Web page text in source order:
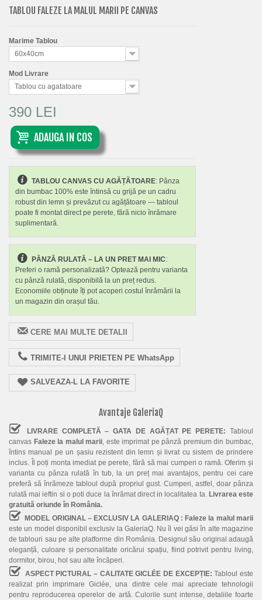
TABLOU FALEZE LA MALUL MARII PE CANVAS
Marime Tablou
60x40cm
Mod Livrare
Tablou cu agatatoare
390 LEI
ADAUGA IN COS
TABLOU CANVAS CU AGĂȚĂTOARE: Pânza
din bumbac 100% este întinsă cu grijă pe un cadru
robust din lemn și prevăzut cu agățătoare — tabloul
poate fi montat direct pe perete, fără nicio înrămare
suplimentară.
PÂNZĂ RULATĂ – LA UN PRET MAI MIC:
Preferi o ramă personalizată? Optează pentru varianta
cu pânză rulată, disponibilă la un preț redus.
Economiile obținute îți pot acoperi costul înrămării la
un magazin din orașul tău.
CERE MAI MULTE DETALII
TRIMITE-I UNUI PRIETEN PE WhatsApp
SALVEAZA-L LA FAVORITE
Avantaje GaleriaQ
LIVRARE COMPLETĂ – GATA DE AGĂȚAT PE PERETE:Tabloul
canvas Faleze la malul marii , este imprimat pe pânză premium din bumbac,
întins manual pe un șasiu rezistent din lemn și livrat cu sistem de prindere
inclus. Îl poți monta imediat pe perete, fără să mai cumperi o ramă. Oferim și
varianta cu pânza rulată în tub, la un preț mai avantajos, pentru cei care
preferă să înrămeze tabloul după propriul gust. Cumperi, astfel, doar pânza
rulată mai ieftin si o poti duce la înrămat direct in localitatea ta. Livrarea este
gratuită oriunde în România.
MODEL ORIGINAL – EXCLUSIV LA GALERIAQ :Faleze la malul marii
este un model disponibil exclusiv la GaleriaQ. Nu îl vei găsi în alte magazine
de tablouri sau pe alte platforme din România. Designul său original adaugă
eleganță, culoare și personalitate oricărui spațiu, fiind potrivit pentru living,
dormitor, birou, hol sau alte încăperi.
ASPECT PICTURAL – CALITATE GICLÉE DE EXCEPȚIE: Tabloul este
realizat prin imprimare Giclée, una dintre cele mai apreciate tehnologii
pentru reproducerea operelor de artă. Culorile sunt intense, detaliile foarte